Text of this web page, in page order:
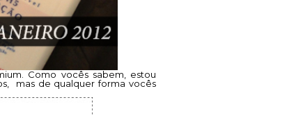
Como vocês sabem, estou
mas de qualquer forma vocês